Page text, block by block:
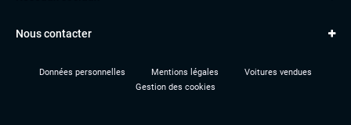
Location TBV
Nous contacter
Données personnelles Mentions légales
Voitures vendues
Gestion des cookies